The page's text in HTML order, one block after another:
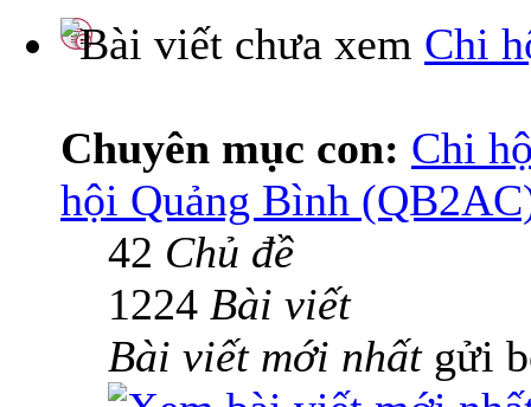
Chi
Chuyên mục con: Chi
hội Quảng Bình
42 Chủ đề
1224 Bài viết
Bài viết mới nhấtgửi